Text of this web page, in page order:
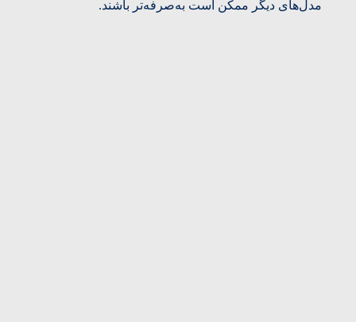
مدل‌های دیگر ممکن است به‌صرفه‌تر باشند.